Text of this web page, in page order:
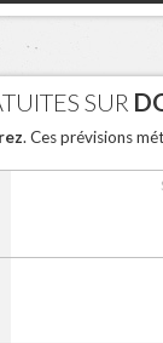
SUR
. Ces prévisions